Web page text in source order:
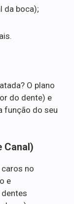
da boca);
O plano
do dente) e
função do seu
Canal)
no
e